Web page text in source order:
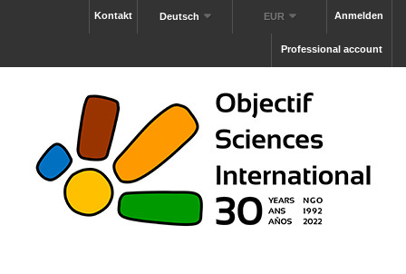
Anmelden
EUR
Deutsch
Kontakt
Professional account